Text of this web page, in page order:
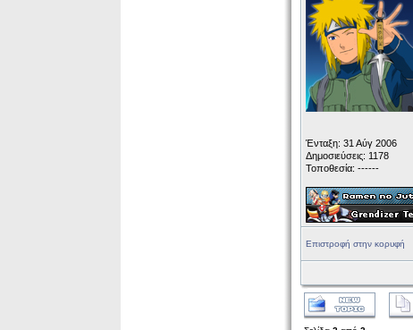
Ένταξη: 31 Αύγ 2006
Δημοσιεύσεις: 1178
Τοποθεσία: ------
Επιστροφή στην κορυφή